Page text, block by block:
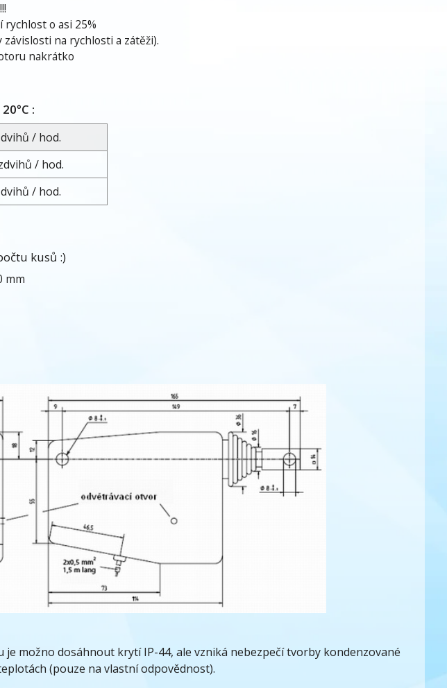
rychlost o asi 25%
na rychlosti a zátěži).
nakrátko
:
/ hod.
/ hod.
/ hod.
kusů :)
mm
možno dosáhnout krytí IP-44, ale vzniká nebezpečí tvorby kondenzované
(pouze na vlastní odpovědnost).